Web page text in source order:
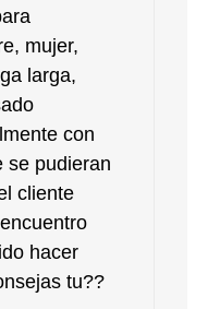
mujer,
larga,
con
se pudieran
cliente
hacer
tu??